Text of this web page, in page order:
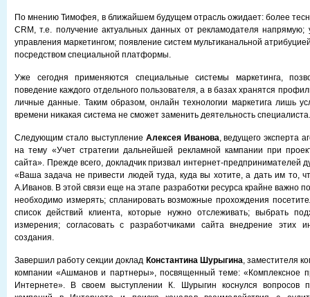
По мнению Тимофея, в ближайшем будущем отрасль ожидает: более
CRM, т.е. получение актуальных данных от рекламодателя напрямую;
управления маркетингом; появление систем мультиканальной
посредством специальной платформы.
Уже сегодня применяются специальные системы маркетинга,
поведение каждого отдельного пользователя, а в базах хранятся
личные данные. Таким образом, онлайн технологии маркетига лишь
времени никакая система не сможет заменить деятельность специалиста.
Следующим стало выступление Алексея Иванова, ведущего эксперта
на тему «Учет стратегии дальнейшей рекламной кампании при
сайта». Прежде всего, докладчик призвал интернет-предпринимателей
«Ваша задача не привести людей туда, куда вы хотите, а дать им то,
А.Иванов. В этой связи еще на этапе разработки ресурса крайне важно
необходимо измерять; спланировать возможные прохождения
список действий клиента, которые нужно отслеживать; выбрать
измерения; согласовать с разработчиками сайта внедрение этих
создания.
Завершил работу секции доклад Константина Шурыгина, заместителя
компании «Ашманов и партнеры», посвященный теме: «Комплексное
Интернете». В своем выступлении К. Шурыгин коснулся вопросов